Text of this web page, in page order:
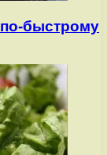
быстрому